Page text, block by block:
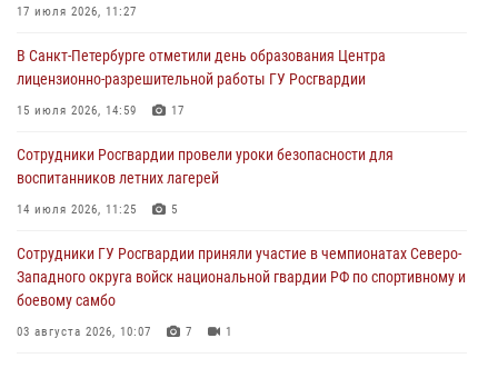
03 августа 2026, 09:16
В Петербурге сотрудники Росгвардии обеспечили правопорядок в
День Воздушно-десантных войск
02 августа 2026, 19:30 10
Сотрудники Росгвардии на Пушкинской улице задержали двух
граждан, подозреваемых в попытке поджога одного из баров в
центре города
17 июля 2026, 11:27
В Санкт-Петербурге отметили день образования Центра
лицензионно-разрешительной работы ГУ Росгвардии
15 июля 2026, 14:59 17
Сотрудники Росгвардии провели уроки безопасности для
воспитанников летних лагерей
14 июля 2026, 11:25 5
Сотрудники ГУ Росгвардии приняли участие в чемпионатах Северо-
Западного округа войск национальной гвардии РФ по спортивному и
боевому самбо
03 августа 2026, 10:07 7 1